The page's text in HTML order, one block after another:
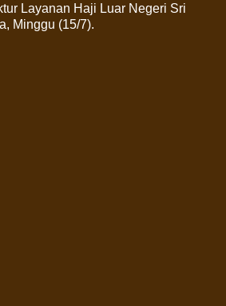
Layanan Haji Luar Negeri Sri
Minggu (15/7).